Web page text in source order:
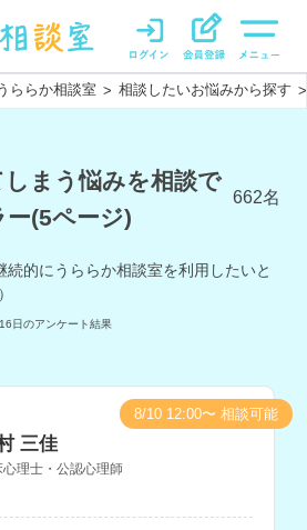
ららか相談室 > 相談したいお悩みから探す >
まう悩みを相談で
(5ページ)
662名
続的にうららか相談室を利用したいと
日のアンケート結果
三佳
心理士・公認心理師
8/10 12:00〜 相談可能